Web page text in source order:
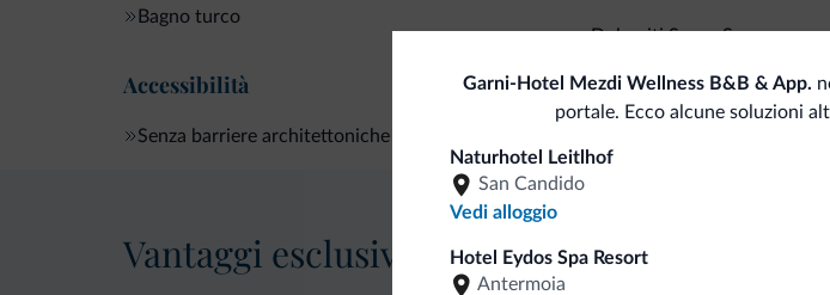
Bagno turco
Accessibilità
Senza barriere architettoniche
Dolomiti Super Sun
Servizi di pulizia
Garni-Hotel Mezdi Wellness B&B & App.
portale. Ecco alcune soluzioni
Naturhotel Leitlhof
San Candido
Vedi alloggio
Hotel Eydos Spa Resort
Antermoia
Vantaggi esclusivi Dolomiti.it